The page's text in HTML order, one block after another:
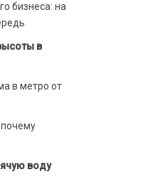
бизнеса: на
в
в метро от
воду